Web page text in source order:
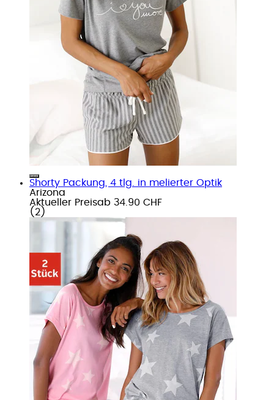
Shorty Packung, 4 tlg. in melierter Optik
Arizona
Aktueller Preisab 34.90 CHF
( 2 )